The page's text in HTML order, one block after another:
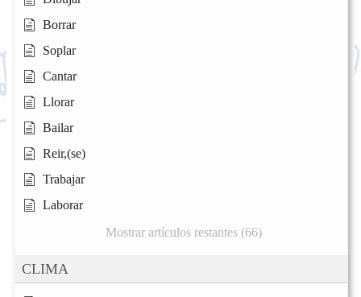
Borrar
Soplar
Cantar
Llorar
Bailar
Reir,(se)
Trabajar
Laborar
Mostrar artículos restantes (66)
CLIMA